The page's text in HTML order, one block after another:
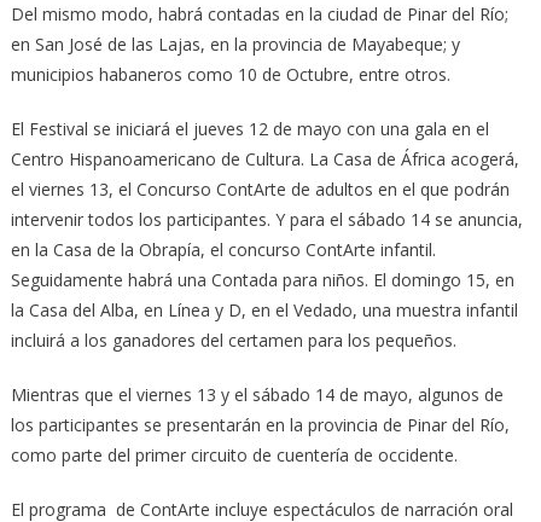
Del mismo modo, habrá contadas en la ciudad de Pinar del Río;
en San José de las Lajas, en la provincia de Mayabeque; y
municipios habaneros como 10 de Octubre, entre otros.
El Festival se iniciará el jueves 12 de mayo con una gala en el
Centro Hispanoamericano de Cultura. La Casa de África acogerá,
el viernes 13, el Concurso ContArte de adultos en el que podrán
intervenir todos los participantes. Y para el sábado 14 se anuncia,
en la Casa de la Obrapía, el concurso ContArte infantil.
Seguidamente habrá una Contada para niños. El domingo 15, en
la Casa del Alba, en Línea y D, en el Vedado, una muestra infantil
incluirá a los ganadores del certamen para los pequeños.
Mientras que el viernes 13 y el sábado 14 de mayo, algunos de
los participantes se presentarán en la provincia de Pinar del Río,
como parte del primer circuito de cuentería de occidente.
El programa de ContArte incluye espectáculos de narración oral